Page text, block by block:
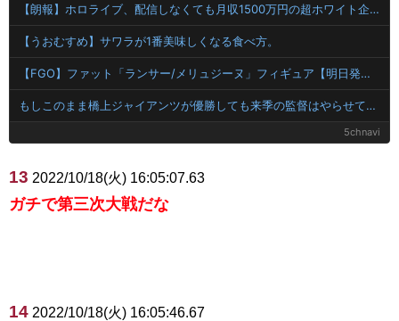
【朗報】ホロライブ、配信しなくても月収1500万円の超ホワイト企業だった
【うおむすめ】サワラが1番美味しくなる食べ方。
【FGO】ファット「ランサー/メリュジーヌ」フィギュア【明日発売】
もしこのまま橋上ジャイアンツが優勝しても来季の監督はやらせてもらえんのか？
5chnavi
13 2022/10/18(火) 16:05:07.63
ガチで第三次大戦だな
14 2022/10/18(火) 16:05:46.67